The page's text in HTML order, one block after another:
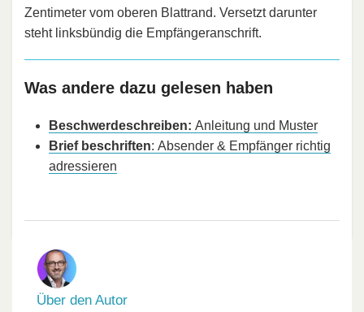
Zentimeter vom oberen Blattrand. Versetzt darunter
steht linksbündig die Empfängeranschrift.
Was andere dazu gelesen haben
Beschwerdeschreiben: Anleitung und Muster
Brief beschriften: Absender & Empfänger richtig
adressieren
Über den Autor